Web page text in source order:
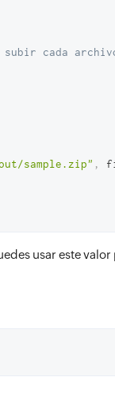
cada archivo
sample.zip" ,
usar este